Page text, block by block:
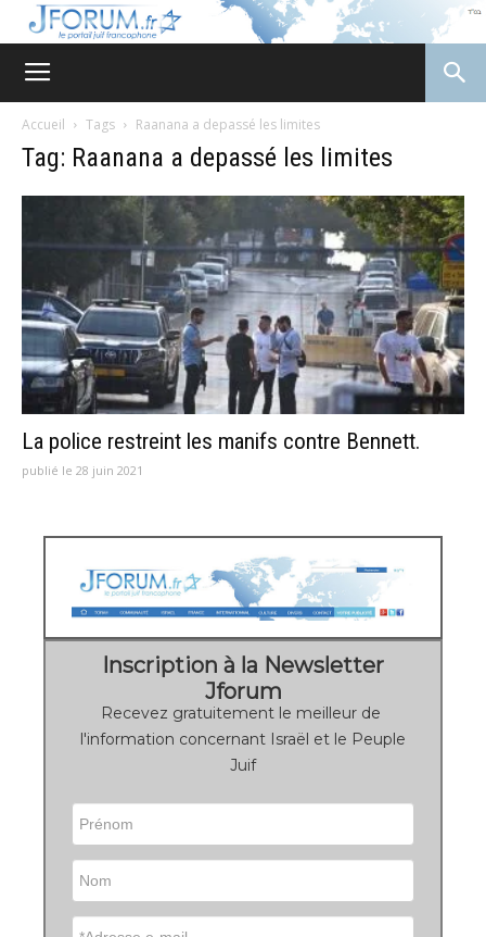
Accueil Tags Raanana a depassé les limites
Tag: Raanana a depassé les limites
La police restreint les manifs contre Bennett.
publié le 28 juin 2021
Inscription à la Newsletter
Jforum
Recevez gratuitement le meilleur de
l'information concernant Israël et le Peuple
Juif